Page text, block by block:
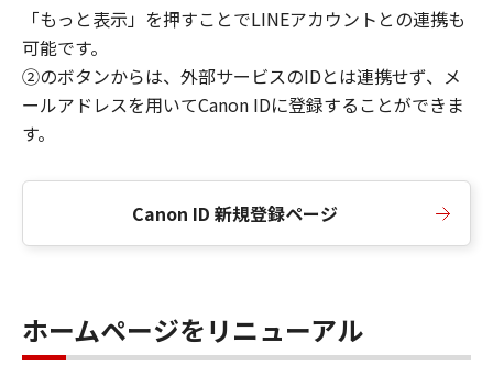
「もっと表示」を押すことでLINEアカウントとの連携も
可能です。
②のボタンからは、外部サービスのIDとは連携せず、メ
ールアドレスを用いてCanon IDに登録することができま
す。
Canon ID 新規登録ページ
ホームページをリニューアル